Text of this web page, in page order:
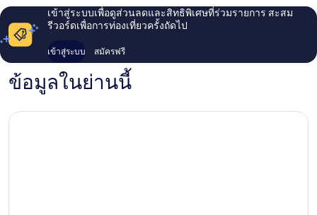
เข้าสู่ระบบเพื่อดูส่วนลดและสิทธิพิเศษที่ร่วมรายการ สะสม
รีวอร์ดเพื่อการท่องเที่ยวครั้งถัดไป
เข้าสู่ระบบ สมัครฟรี
ข้อมูลในย่านนี้